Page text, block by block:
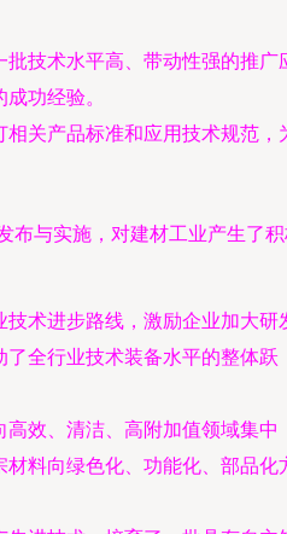
批技术水平高、带动性强的推广
功经验。
相关产品标准和应用技术规范，
布与实施，对建材工业产生了
技术进步路线，激励企业加大研
全行业技术装备水平的整体跃
高效、清洁、高附加值领域集中
料向绿色化、功能化、部品化